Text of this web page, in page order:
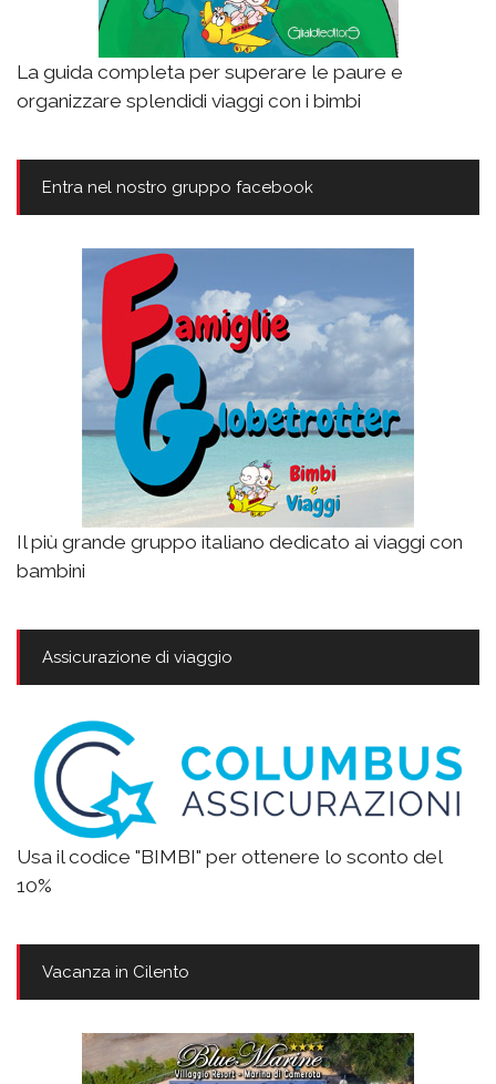
La guida completa per superare le paure e
organizzare splendidi viaggi con i bimbi
Entra nel nostro gruppo facebook
Il più grande gruppo italiano dedicato ai viaggi con
bambini
Assicurazione di viaggio
Usa il codice "BIMBI" per ottenere lo sconto del
10%
Vacanza in Cilento